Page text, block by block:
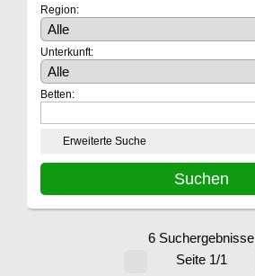
Region:
Unterkunft:
Betten:
Erweiterte Suche
6 Suchergebnisse
Seite 1/1